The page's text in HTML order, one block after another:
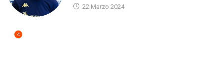
22 Marzo 2024
4